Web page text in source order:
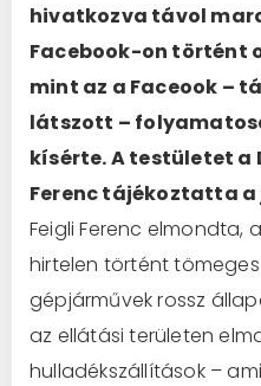
hivatkozva távol
Facebook-on történt
mint az a Faceook –
látszott –
kísérte.A testületet a
Ferenc tájékoztatta
Feigli Ferenc elmondta,
hirtelen történt
gépjárművek rossz
az ellátási területen
hulladékszállítások –